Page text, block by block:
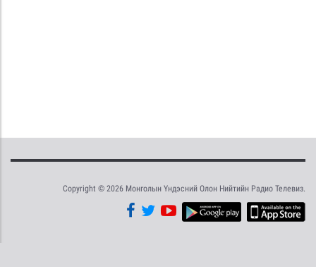
Copyright © 2026 Монголын Үндэсний Олон Нийтийн Радио Телевиз.